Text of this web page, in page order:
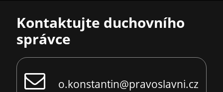
Kontaktujte duchovního
správce
o.konstantin@pravoslavni.cz